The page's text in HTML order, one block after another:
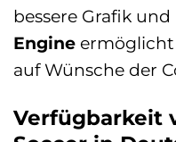
bessere Grafik
Engine
auf Wünsche der
Verfügbarkeit